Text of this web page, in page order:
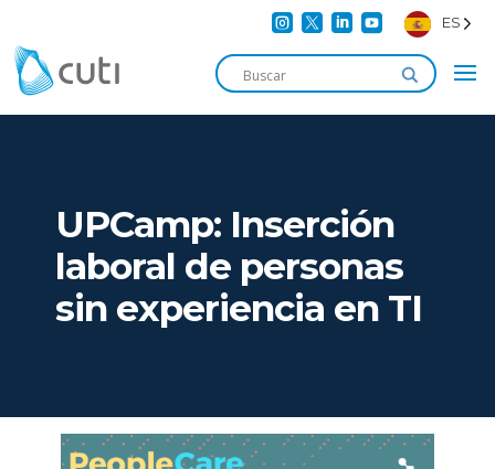
    ES
UPCamp: Inserción
laboral de personas
sin experiencia en TI